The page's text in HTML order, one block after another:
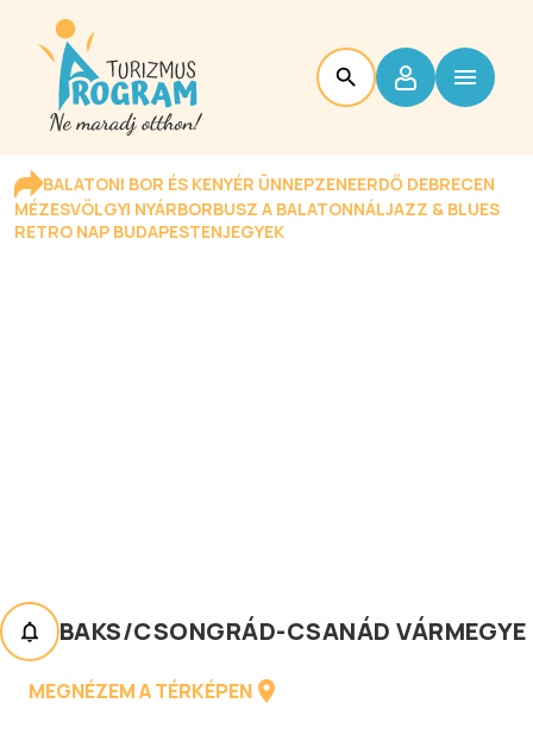
BALATONI BOR ÉS KENYÉR ÜNNEPZENEERDŐ DEBRECEN
MÉZESVÖLGYI NYÁRBORBUSZ A BALATONNÁLJAZZ & BLUES
RETRO NAP BUDAPESTENJEGYEK
BAKS/CSONGRÁD-CSANÁD VÁRMEGYE
MEGNÉZEM A TÉRKÉPEN